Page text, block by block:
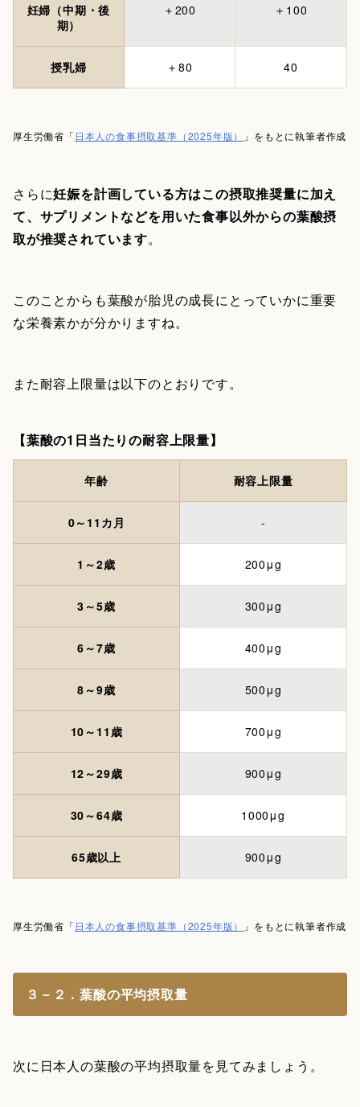
妊婦（中期・後
期）
＋200 ＋100
授乳婦 ＋80 40
厚生労働省「 日本人の食事摂取基準（2025年版） 」をもとに執筆者作成
さらに妊娠を計画している方はこの摂取推奨量に加え
て、サプリメントなどを用いた食事以外からの葉酸摂
取が推奨されています。
このことからも葉酸が胎児の成長にとっていかに重要
な栄養素かが分かりますね。
また耐容上限量は以下のとおりです。
【葉酸の1日当たりの耐容上限量】
年齢 耐容上限量
0～11カ月 -
1～2歳 200μg
3～5歳 300μg
6～7歳 400μg
8～9歳 500μg
10～11歳 700μg
12～29歳 900μg
30～64歳 1000μg
65歳以上 900μg
厚生労働省「 日本人の食事摂取基準（2025年版） 」をもとに執筆者作成
３－２．葉酸の平均摂取量
次に日本人の葉酸の平均摂取量を見てみましょう。